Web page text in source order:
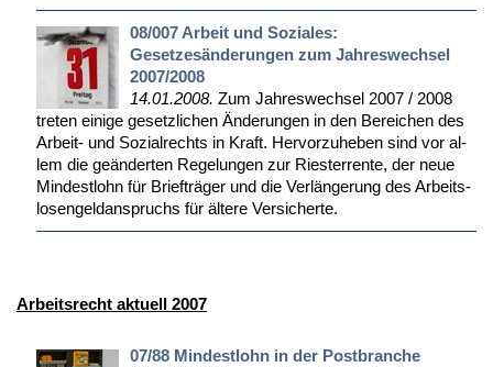
08/007 Arbeit und Soziales:
Gesetzesänderungen zum Jahreswechsel
2007/2008
14.01.2008. Zum Jah­res­wech­sel 2007 / 2008
tre­ten ei­ni­ge ge­setz­li­chen Än­de­run­gen in den Be­rei­chen des
Ar­beit- und So­zi­al­rechts in Kraft. Her­vor­zu­he­ben sind vor al­
lem die ge­än­der­ten Re­ge­lun­gen zur Ries­ter­ren­te, der neue
Min­dest­lohn für Brief­trä­ger und die Ver­län­ge­rung des Ar­beits­
lo­sen­geld­an­spruchs für äl­te­re Ver­si­cher­te.
Arbeitsrecht aktuell 2007
07/88 Mindestlohn in der Postbranche